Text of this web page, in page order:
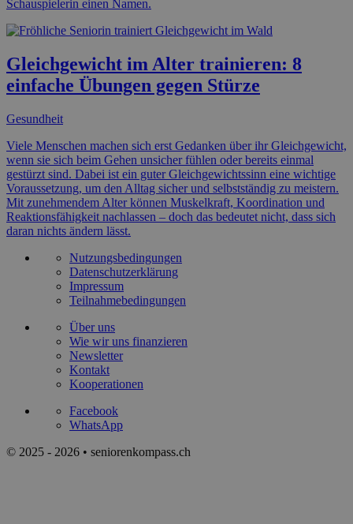
Nutzungsbedingungen
Impressum
Über uns
Wie wir uns finanzieren
Facebook
WhatsApp
© 2025 - 2026 • seniorenkompass.ch